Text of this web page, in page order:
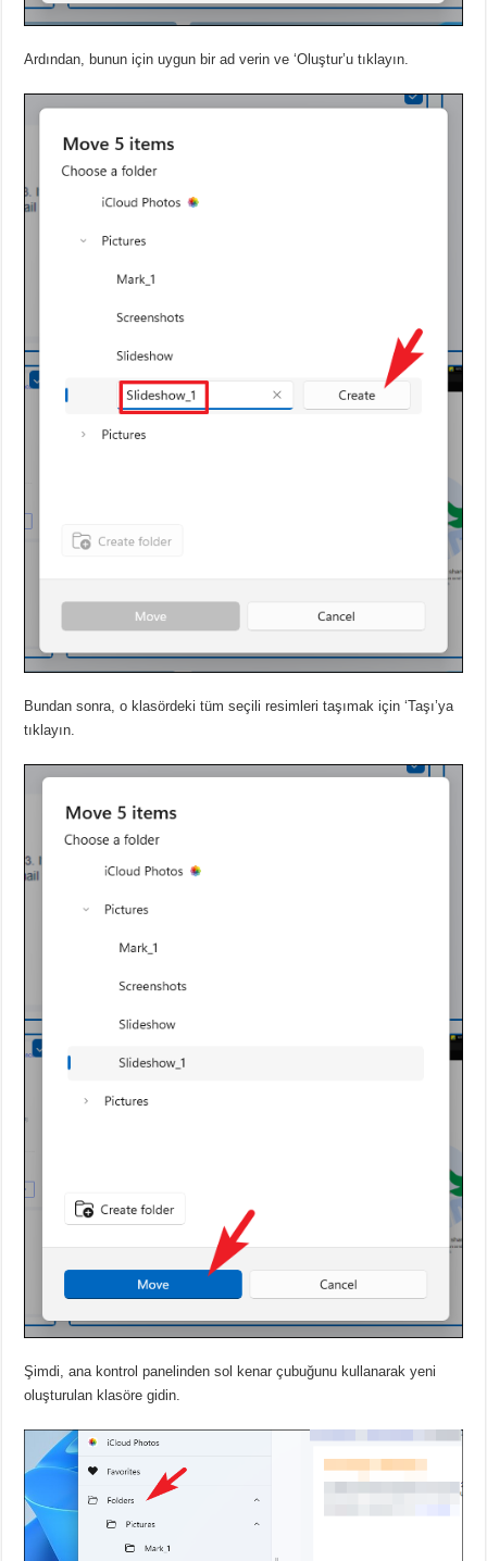
Ardından, bunun için uygun bir ad verin ve ‘Oluştur’u tıklayın.
Bundan sonra, o klasördeki tüm seçili resimleri taşımak için ‘Taşı’ya
tıklayın.
Şimdi, ana kontrol panelinden sol kenar çubuğunu kullanarak yeni
oluşturulan klasöre gidin.